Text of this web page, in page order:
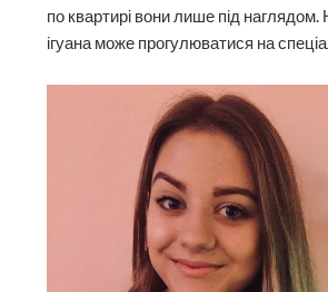
по квартирі вони лише під
ігуана може прогулюватися на